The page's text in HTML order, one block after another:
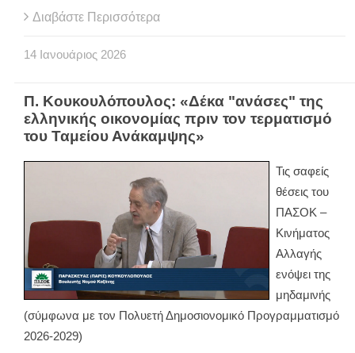
Διαβάστε Περισσότερα
14 Ιανουάριος 2026
Π. Κουκουλόπουλος: «Δέκα "ανάσες" της
ελληνικής οικονομίας πριν τον τερματισμό
του Ταμείου Ανάκαμψης»
Τις σαφείς
θέσεις του
ΠΑΣΟΚ –
Κινήματος
Αλλαγής
ενόψει της
μηδαμινής
(σύμφωνα με τον Πολυετή Δημοσιονομικό Προγραμματισμό
2026-2029)